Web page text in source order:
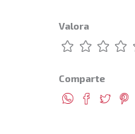
Valora
Comparte